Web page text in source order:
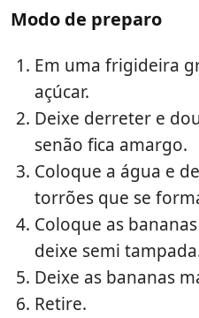
Modo de preparo
Em uma frigideira
açúcar.
Deixe derreter e
senão fica amargo.
Coloque a água e
torrões que se
Coloque as
deixe semi
Deixe as bananas
Retire.